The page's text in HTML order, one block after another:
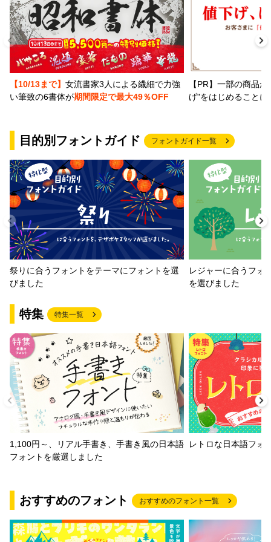
【10/13まで】 女流書家3人による繊細で力強
い筆致の6書体が期間限定で最大49％OFF
【PR】一部の商品
げ"をはじめること
目的別フォントガイド フォントガイド一覧
祭りに合うフォントをテーマにフォントを選
びました
レジャーに合うフォ
を選びました
特集 特集一覧
1,100円～、リアル手書き、手書き風の日本語
フォントを厳選しました
レトロな日本語フォ
おすすめのフォント おすすめのフォント一覧